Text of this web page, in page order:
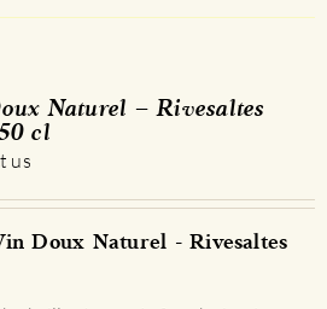
Naturel – Rivesaltes
cl
us
Doux Naturel - Rivesaltes